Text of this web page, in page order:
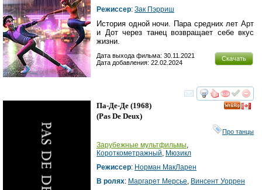
Режиссер: Зак Пэрриш
История одной ночи. Пара средних лет Арт
и Дот через танец возвращает себе вкус
жизни.
Скачать
Дата выхода фильма: 30.11.2021
Дата добавления: 22.02.2024
смотреть
Па-Де-Де (1968)
(Pas De Deux)
Про танцы
Зарубежные мультфильмы,
Короткометражный, Мюзикл
Режиссер: Норман МакЛарен
В ролях: Маргарет Мерсье, Винсент Уоррен